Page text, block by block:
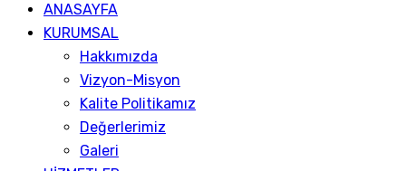
ANASAYFA
KURUMSAL
Hakkımızda
Vizyon-Misyon
Kalite Politikamız
Değerlerimiz
Galeri